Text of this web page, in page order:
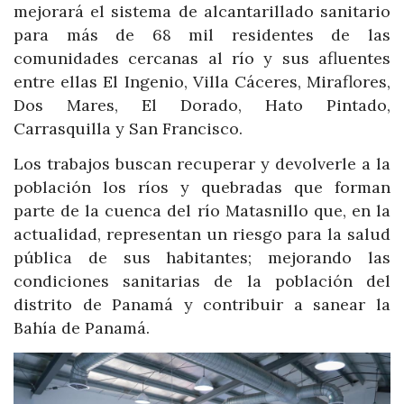
mejorará el sistema de alcantarillado sanitario
para más de 68 mil residentes de las
comunidades cercanas al río y sus afluentes
entre ellas El Ingenio, Villa Cáceres, Miraflores,
Dos Mares, El Dorado, Hato Pintado,
Carrasquilla y San Francisco.
Los trabajos buscan recuperar y devolverle a la
población los ríos y quebradas que forman
parte de la cuenca del río Matasnillo que, en la
actualidad, representan un riesgo para la salud
pública de sus habitantes; mejorando las
condiciones sanitarias de la población del
distrito de Panamá y contribuir a sanear la
Bahía de Panamá.